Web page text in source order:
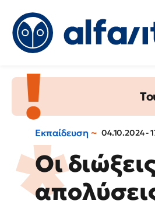
Εκπαίδευση 04.10.2024 -
Οι